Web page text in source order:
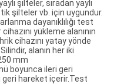
şilteler, sıradan yaylı
şilteler vb. için uygundur.
dayanıklılığı test
yükleme alanının
cihazını yatay yönde
alanın her iki
mm
boyunca ileri geri
geri hareket içerir.Test